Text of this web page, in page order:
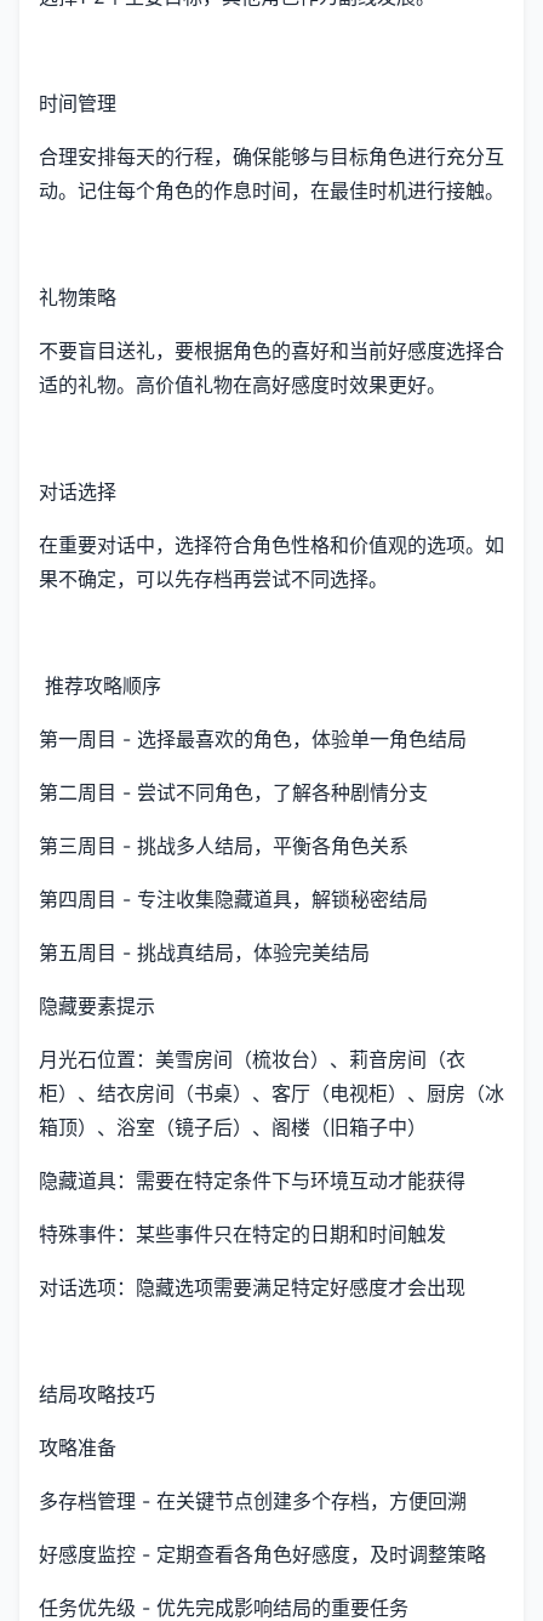
时间管理
合理安排每天的行程，确保能够与目标角色进行充分互
动。记住每个角色的作息时间，在最佳时机进行接触。
礼物策略
不要盲目送礼，要根据角色的喜好和当前好感度选择合
适的礼物。高价值礼物在高好感度时效果更好。
对话选择
在重要对话中，选择符合角色性格和价值观的选项。如
果不确定，可以先存档再尝试不同选择。
推荐攻略顺序
第一周目 - 选择最喜欢的角色，体验单一角色结局
第二周目 - 尝试不同角色，了解各种剧情分支
第三周目 - 挑战多人结局，平衡各角色关系
第四周目 - 专注收集隐藏道具，解锁秘密结局
第五周目 - 挑战真结局，体验完美结局
隐藏要素提示
月光石位置：美雪房间（梳妆台）、莉音房间（衣
柜）、结衣房间（书桌）、客厅（电视柜）、厨房（冰
箱顶）、浴室（镜子后）、阁楼（旧箱子中）
隐藏道具：需要在特定条件下与环境互动才能获得
特殊事件：某些事件只在特定的日期和时间触发
对话选项：隐藏选项需要满足特定好感度才会出现
结局攻略技巧
攻略准备
多存档管理 - 在关键节点创建多个存档，方便回溯
好感度监控 - 定期查看各角色好感度，及时调整策略
任务优先级 - 优先完成影响结局的重要任务